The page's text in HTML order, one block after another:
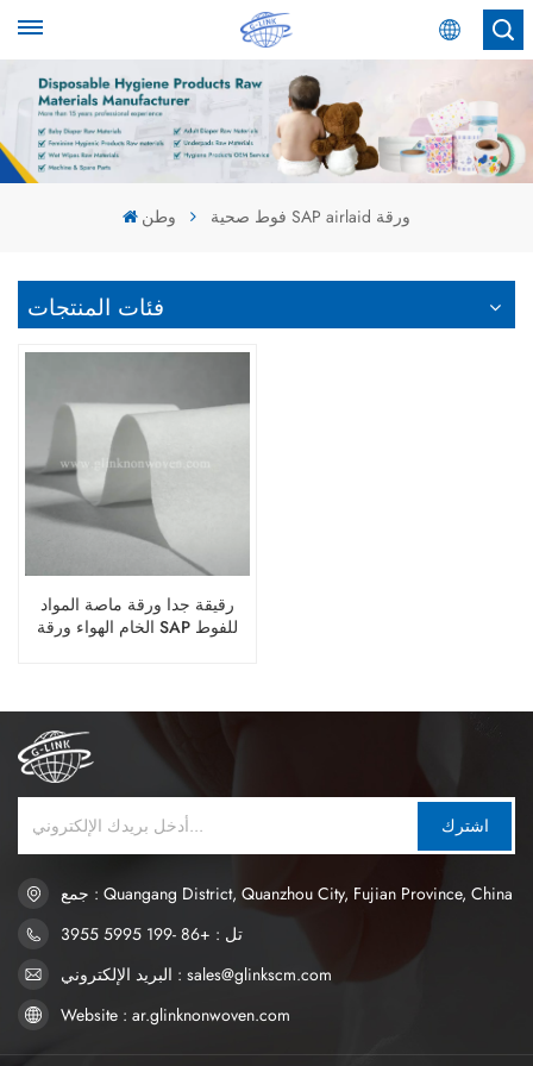
عربي
English
وطن فوط صحية SAP airlaid ورقة
فئات المنتجات
رقيقة جدا ورقة ماصة المواد
الخام الهواء ورقة SAP للفوط
اشترك
جمع : Quangang District, Quanzhou City, Fujian Province, China
تل : +86 -199 5995 3955
البريد الإلكتروني : sales@glinkscm.com
Website : ar.glinknonwoven.com